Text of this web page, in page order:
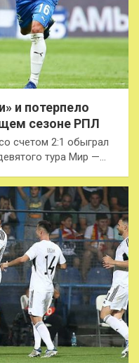
и потерпело
сезоне РПЛ
счетом 2:1 обыграл
тура Мир —…